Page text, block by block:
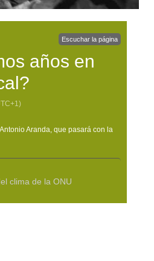
Escuchar la página
años en
Aranda, que pasará con la
clima de la ONU